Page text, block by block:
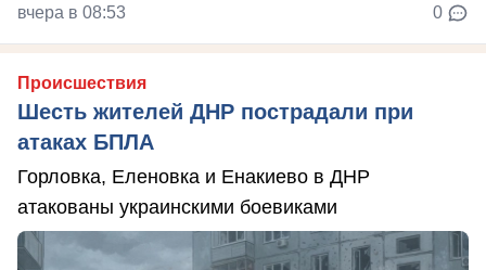
вчера в 08:53 0
Происшествия
Шесть жителей ДНР пострадали при
атаках БПЛА
Горловка, Еленовка и Енакиево в ДНР
атакованы украинскими боевиками